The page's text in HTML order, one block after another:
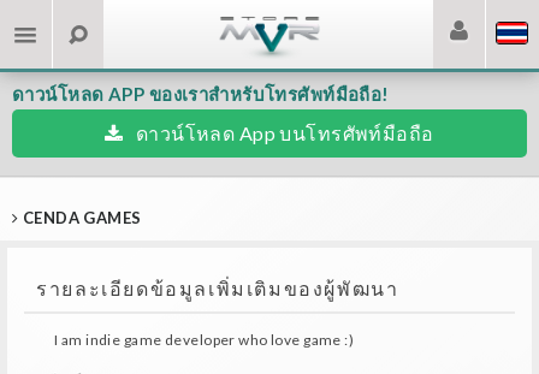
ดาวน์โหลด APP ของเราสำหรับโทรศัพท์มือถือ!
ดาวน์โหลด App บนโทรศัพท์มือถือ
CENDA GAMES
รายละเอียดข้อมูลเพิ่มเติมของผู้พัฒนา
I am indie game developer who love game :)